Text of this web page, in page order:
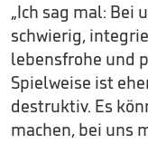
„Ich sag mal: Bei
schwierig,
lebensfrohe und
Spielweise ist
destruktiv. Es
machen, bei uns